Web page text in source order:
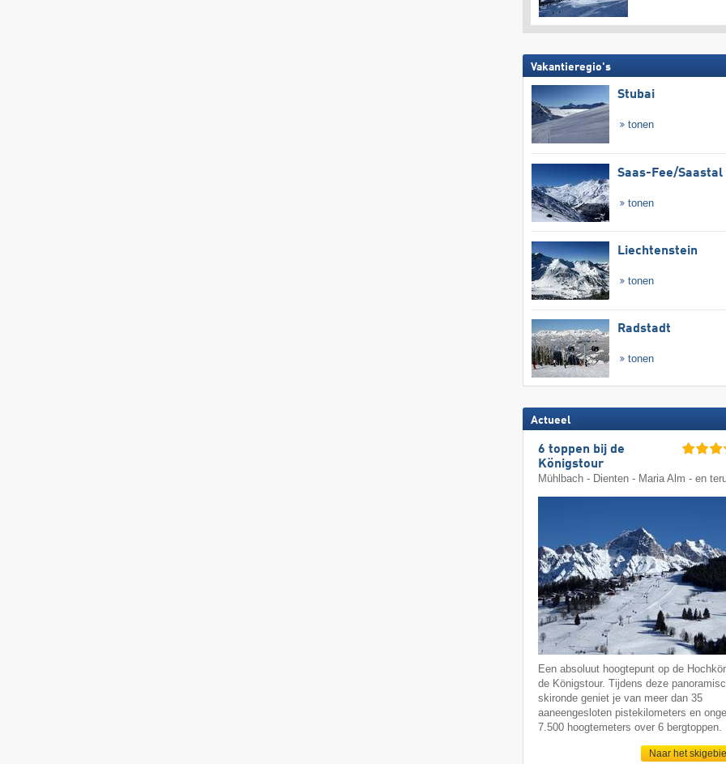
Vakantieregio's
Stubai
tonen
Saas-Fee/​Saastal
tonen
Liechtenstein
tonen
Radstadt
tonen
Actueel
6 toppen bij de
Königstour
Mühlbach - Dienten - Maria Alm - en
Een absoluut hoogtepunt op de
de Königstour. Tijdens deze
skironde geniet je van meer dan 35
aaneengesloten pistekilometers en
7.500 hoogtemeters over 6 bergtoppen.
Naar het